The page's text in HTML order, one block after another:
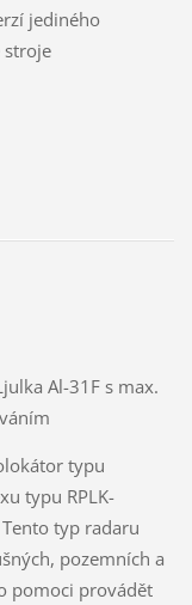
jediného
stroje
Al-31F s max.
typu
typu RPLK-
typ radaru
pozemních a
pomoci provádět